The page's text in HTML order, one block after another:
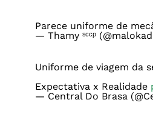
Parece uniforme de
— Thamy ˢᶜᶜᵖ
Uniforme de viagem da
Expectativa x Realidade
— Central Do Brasa